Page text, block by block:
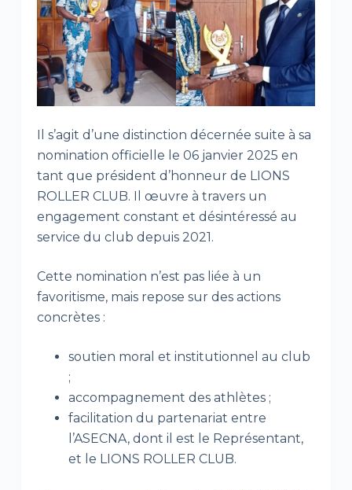
Il s’agit d’une distinction décernée suite à sa
nomination officielle le 06 janvier 2025 en
tant que président d’honneur de LIONS
ROLLER CLUB. Il œuvre à travers un
engagement constant et désintéressé au
service du club depuis 2021.
Cette nomination n’est pas liée à un
favoritisme, mais repose sur des actions
concrètes :
soutien moral et institutionnel au club
;
accompagnement des athlètes ;
facilitation du partenariat entre
l’ASECNA, dont il est le Représentant,
et le LIONS ROLLER CLUB.